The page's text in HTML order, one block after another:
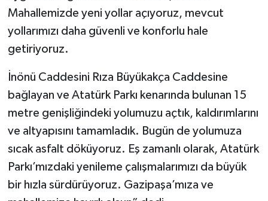
Mahallemizde yeni yollar açıyoruz, mevcut
yollarımızı daha güvenli ve konforlu hale
getiriyoruz.
İnönü Caddesini Rıza Büyükakça Caddesine
bağlayan ve Atatürk Parkı kenarında bulunan 15
metre genişliğindeki yolumuzu açtık, kaldırımlarını
ve altyapısını tamamladık. Bugün de yolumuza
sıcak asfalt döküyoruz. Eş zamanlı olarak, Atatürk
Parkı’mızdaki yenileme çalışmalarımızı da büyük
bir hızla sürdürüyoruz. Gazipaşa’mıza ve